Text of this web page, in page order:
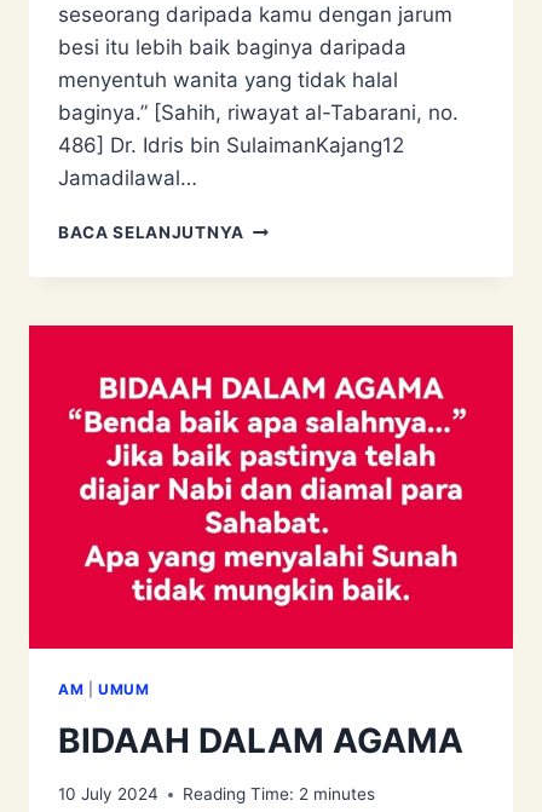
seseorang daripada kamu dengan jarum
besi itu lebih baik baginya daripada
menyentuh wanita yang tidak halal
baginya.” [Sahih, riwayat al-Tabarani, no.
486] Dr. Idris bin SulaimanKajang12
Jamadilawal…
BACA SELANJUTNYA HARAM
PEREMPUAN
MAHRAM
AM UMUM
BIDAAH DALAM AGAMA
10 July 2024 Reading Time: 2 minutes